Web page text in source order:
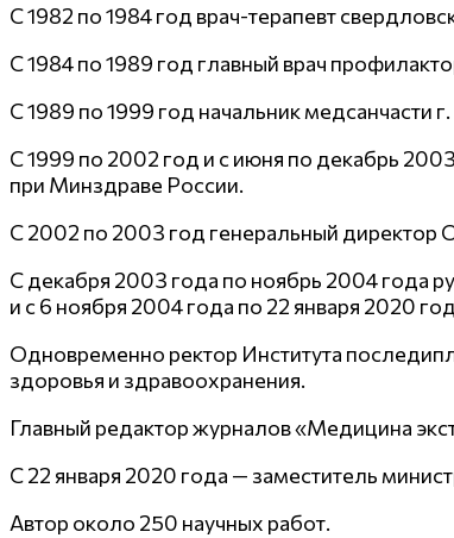
С 1982 по 1984 год врач-терапевт
С 1984 по 1989 год главный врач
С 1989 по 1999 год начальник медсанчасти
С 1999 по 2002 год и с июня по декабрь
при Минздраве России.
С 2002 по 2003 год генеральный
С декабря 2003 года по ноябрь 2004 года
и с 6 ноября 2004 года по 22 января 2020
Одновременно ректор Института
здоровья и здравоохранения.
Главный редактор журналов «Медицина
С 22 января 2020 года — заместитель
Автор около 250 научных работ.